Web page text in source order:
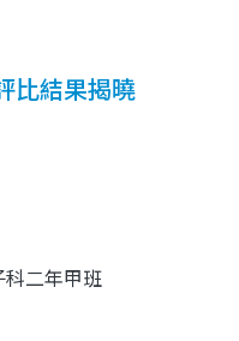
比結果揭曉
二年甲班